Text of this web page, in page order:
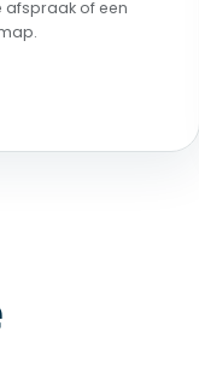
afspraak of een